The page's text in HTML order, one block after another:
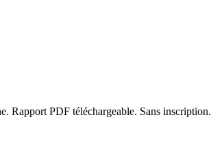
Rapport PDF téléchargeable. Sans inscription.